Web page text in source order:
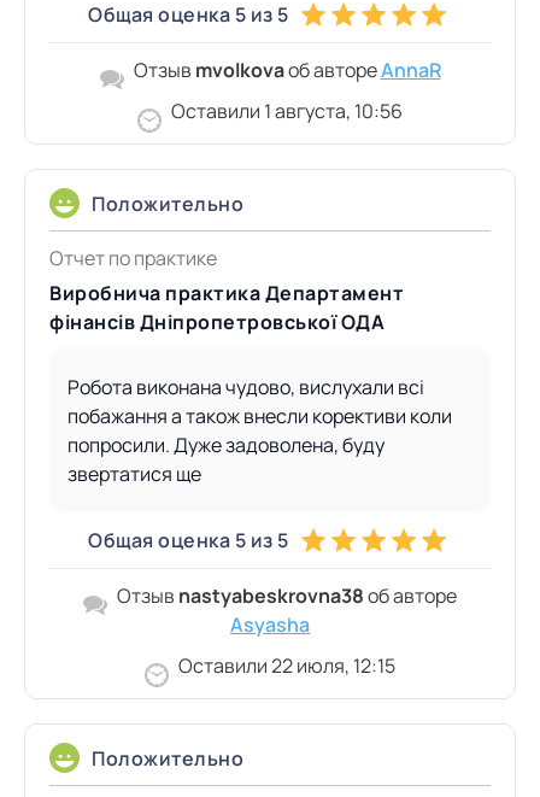
Общая оценка 5 из 5
Отзыв mvolkovaоб автореAnnaR
Оставили 1 августа, 10:56
Положительно
Общая оценка 5 из 5
Отчет по практике
Виробнича практика Департамент
фінансів Дніпропетровської ОДА
Робота виконана чудово, вислухали всі
побажання а також внесли корективи коли
попросили. Дуже задоволена, буду
звертатися ще
Отзыв nastyabeskrovna38об авторе
Asyasha
Оставили 22 июля, 12:15
Положительно